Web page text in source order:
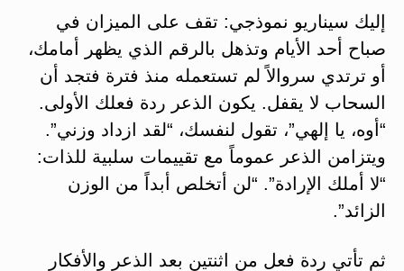
إليك سيناريو نموذجي: تقف على الميزان في
صباح أحد الأيام وتذهل بالرقم الذي يظهر أمامك،
أو ترتدي سروالاً لم تستعمله منذ فترة فتجد أن
السحاب لا يقفل. يكون الذعر ردة فعلك الأولى.
“أوه، يا إلهي”، تقول لنفسك، “لقد ازداد وزني”.
ويتزامن الذعر عموماً مع تقييمات سلبية للذات:
“لا أملك الإرادة”. “لن أتخلص أبداً من الوزن
الزائد”.
ثم تأتي ردة فعل من اثنتين بعد الذعر والأفكار